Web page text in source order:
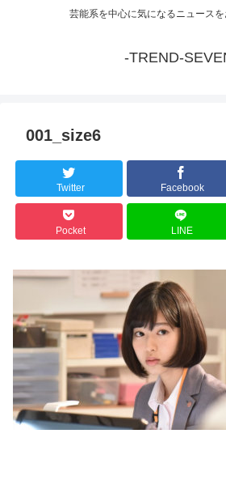
芸能系を中心に気になるニュースを
-TREND-
001_size6
Twitter Facebook
Pocket LINE